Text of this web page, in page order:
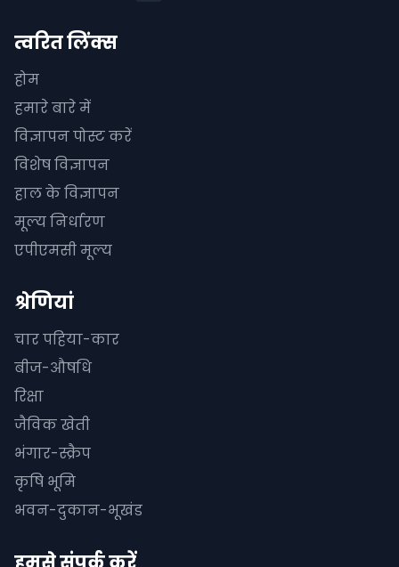
त्वरित लिंक्स
होम
हमारे बारे में
विज्ञापन पोस्ट करें
विशेष विज्ञापन
हाल के विज्ञापन
मूल्य निर्धारण
एपीएमसी मूल्य
श्रेणियां
चार पहिया-कार
बीज-औषधि
रिक्षा
जैविक खेती
भंगार-स्क्रैप
कृषि भूमि
भवन-दुकान-भूखंड